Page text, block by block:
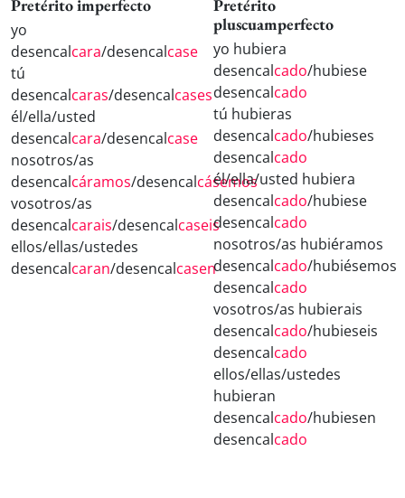
Pretérito imperfecto
yo
desencalcara/desencalcase
tú
desencalcaras/desencalcases
él/ella/usted
desencalcara/desencalcase
nosotros/as
desencalcáramos/desencalcásemos
vosotros/as
desencalcarais/desencalcaseis
ellos/ellas/ustedes
desencalcaran/desencalcasen
Pretérito
pluscuamperfecto
yo hubiera
desencalcado/hubiese
desencalcado
tú hubieras
desencalcado/hubieses
desencalcado
él/ella/usted hubiera
desencalcado/hubiese
desencalcado
nosotros/as hubiéramos
desencalcado/hubiésemos
desencalcado
vosotros/as hubierais
desencalcado/hubieseis
desencalcado
ellos/ellas/ustedes
hubieran
desencalcado/hubiesen
desencalcado